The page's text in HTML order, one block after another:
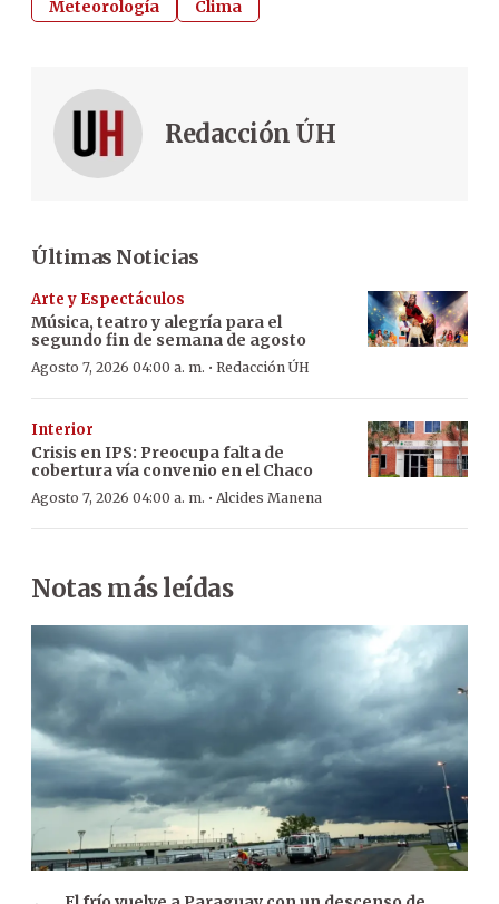
Meteorología Clima
Redacción ÚH
Últimas Noticias
Arte y Espectáculos
Música, teatro y alegría para el
segundo fin de semana de agosto
Agosto 7, 2026 04:00 a. m. · Redacción ÚH
Interior
Crisis en IPS: Preocupa falta de
cobertura vía convenio en el Chaco
Agosto 7, 2026 04:00 a. m. · Alcides Manena
Notas más leídas